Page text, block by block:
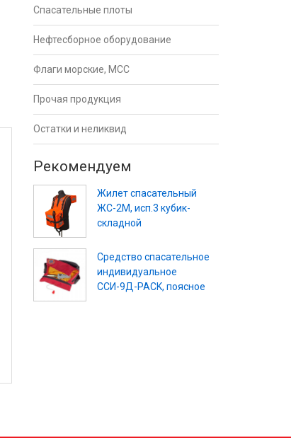
Спасательные плоты
Нефтесборное оборудование
Флаги морские, МСС
Прочая продукция
Остатки и неликвид
Рекомендуем
Жилет спасательный
ЖС-2М, исп.3 кубик-
складной
Средство спасательное
индивидуальное
ССИ-9Д-PACK, поясное